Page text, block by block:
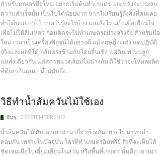
สำหรับเกษตรมือใหม่ อยากเริ่มต้นทำเกษตร และหวังจะประสบ
ความสำเร็จนั้น เป็นไปได้น้อยมาก หากไม่เรียนรู้ถึงสิ่งที่คนเคย
ทำได้บอกเอาไว้ ว่าควรรู้อะไรบ้าง และสิ่งไหนเป็นข้อเตือนใจ
เพื่อไม่ให้ล้มเหลว ก่อนคิดจะไปทำเกษตรอย่างจริงจัง สำหรับมือ
ใหม่ เวลาเป็นเครื่องพิสูจน์ได้อย่างดี แม้ทฤษฎีจะเก่ง แต่ปฏิบัติ
จริงและผลที่ได้ กลับตรงข้ามกันโดยสิ้นเชิง แค่ดินเพาะปลูก
แหล่งเดียวกัน แต่สภาพแวดล้อมไม่ต่างกัน ก็ใช่ว่าจะให้ผลผลิต
ที่ดีเท่ากันเสมอ นี่ไม่นับถึง...
วิธีทำน้ำส้มควันไม้ใช้เอง
อื่นๆ / 2 SEPTEMBER 2022
น้ำส้มควันไม้ กับเตาเผาถ่าน เกี่ยวข้องกันอย่างไร มาหาคำ
ตอบกัน เพราะในปัจจุบัน ใครที่ทำเกษตรอินทรีย์ สิ่งที่จะเห็นได้
ชัดเจนเมื่อไปเยี่ยมเยียนในสวน หรือพื้นที่เกษตร นั่นคือ เตาเผา